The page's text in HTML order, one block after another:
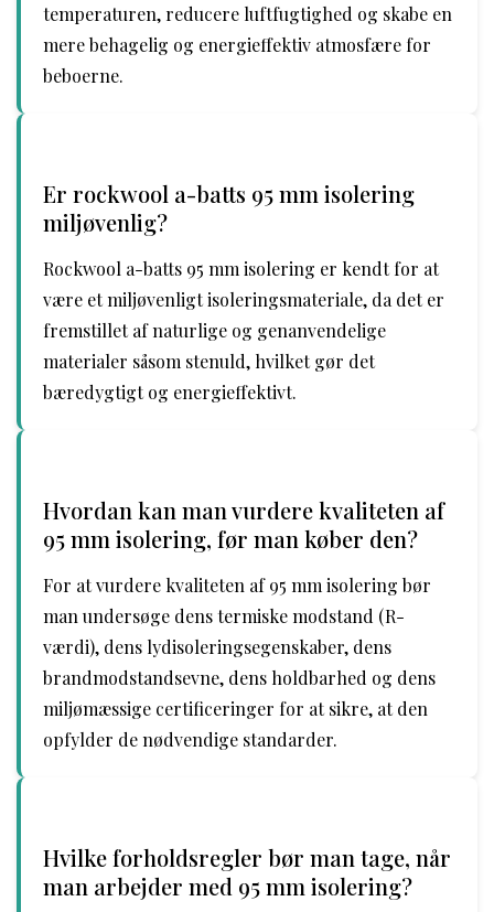
temperaturen, reducere luftfugtighed og skabe en
mere behagelig og energieffektiv atmosfære for
beboerne.
Er rockwool a-batts 95 mm isolering
miljøvenlig?
Rockwool a-batts 95 mm isolering er kendt for at
være et miljøvenligt isoleringsmateriale, da det er
fremstillet af naturlige og genanvendelige
materialer såsom stenuld, hvilket gør det
bæredygtigt og energieffektivt.
Hvordan kan man vurdere kvaliteten af
95 mm isolering, før man køber den?
For at vurdere kvaliteten af 95 mm isolering bør
man undersøge dens termiske modstand (R-
værdi), dens lydisoleringsegenskaber, dens
brandmodstandsevne, dens holdbarhed og dens
miljømæssige certificeringer for at sikre, at den
opfylder de nødvendige standarder.
Hvilke forholdsregler bør man tage, når
man arbejder med 95 mm isolering?